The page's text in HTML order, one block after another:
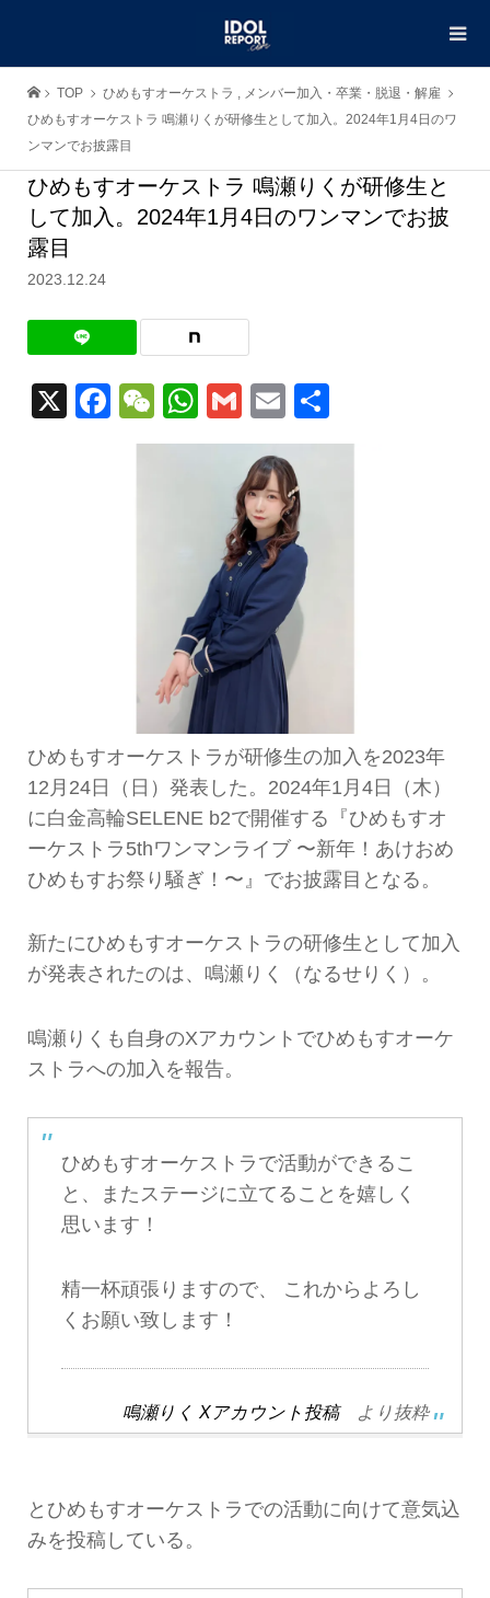
TOP ひめもすオーケストラ , メンバー加入・卒業・脱退・解雇
ひめもすオーケストラ 鳴瀬りくが研修生として加入。2024年1月4日のワ
ンマンでお披露目
ひめもすオーケストラ 鳴瀬りくが研修生と
して加入。2024年1月4日のワンマンでお披
露目
2023.12.24
X Facebook
WeChat
WhatsApp
GmailEmail
有
ひめもすオーケストラが研修生の加入を2023年
12月24日（日）発表した。2024年1月4日（木）
に白金高輪SELENE b2で開催する『ひめもすオ
ーケストラ5thワンマンライブ 〜新年！あけおめ
ひめもすお祭り騒ぎ！〜』でお披露目となる。
新たにひめもすオーケストラの研修生として加入
が発表されたのは、鳴瀬りく（なるせりく）。
鳴瀬りくも自身のXアカウントでひめもすオーケ
ストラへの加入を報告。
ひめもすオーケストラで活動ができるこ
と、またステージに立てることを嬉しく
思います！
精一杯頑張りますので、 これからよろし
くお願い致します！
鳴瀬りく Xアカウント投稿より抜粋
とひめもすオーケストラでの活動に向けて意気込
みを投稿している。